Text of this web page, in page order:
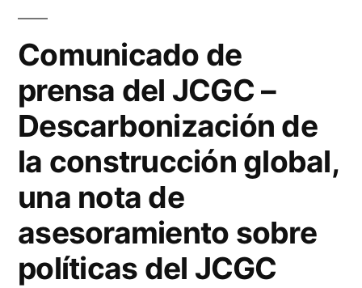
Comunicado de
prensa del JCGC –
Descarbonización de
la construcción global,
una nota de
asesoramiento sobre
políticas del JCGC